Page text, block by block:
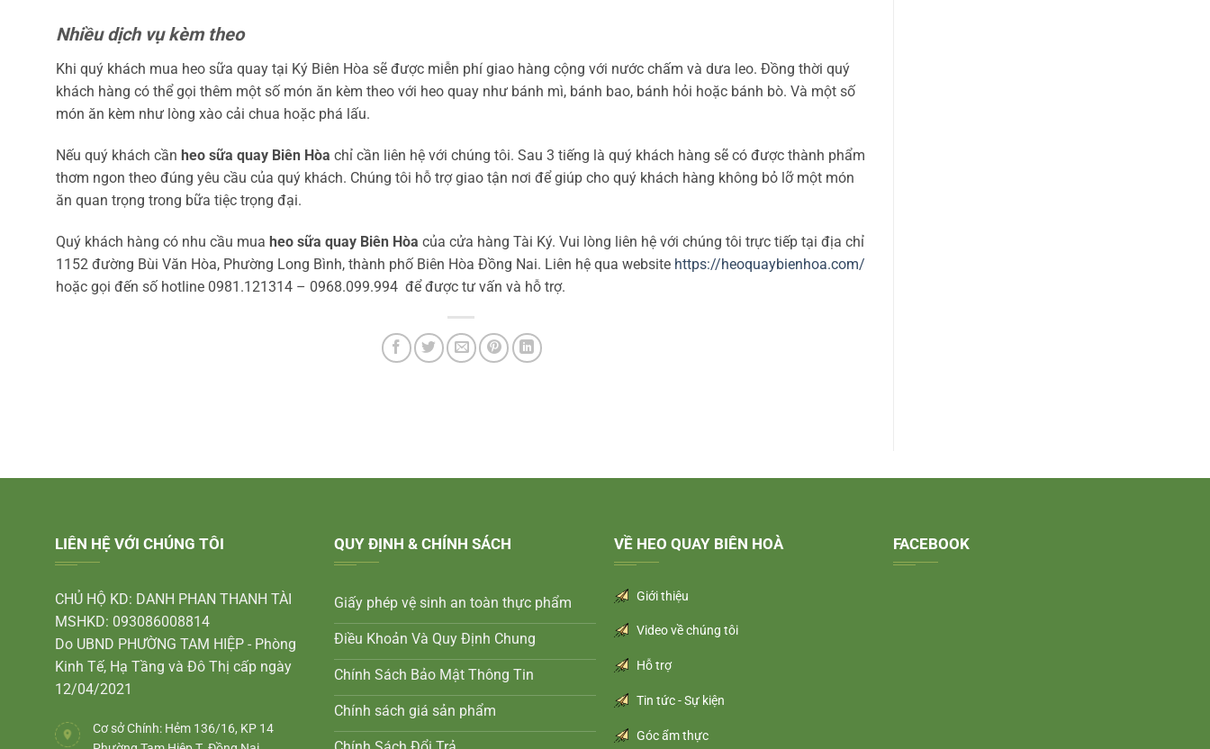
Nhiều dịch vụ kèm theo
Khi quý khách mua heo sữa quay tại Ký Biên Hòa sẽ được miễn phí giao hàng cộng với nước chấm và dưa leo. Đồng thời quý
khách hàng có thể gọi thêm một số món ăn kèm theo với heo quay như bánh mì, bánh bao, bánh hỏi hoặc bánh bò. Và một số
món ăn kèm như lòng xào cải chua hoặc phá lấu.
Nếu quý khách cần heo sữa quay Biên Hòa chỉ cần liên hệ với chúng tôi. Sau 3 tiếng là quý khách hàng sẽ có được thành phẩm
thơm ngon theo đúng yêu cầu của quý khách. Chúng tôi hỗ trợ giao tận nơi để giúp cho quý khách hàng không bỏ lỡ một món
ăn quan trọng trong bữa tiệc trọng đại.
Quý khách hàng có nhu cầu mua heo sữa quay Biên Hòa của cửa hàng Tài Ký. Vui lòng liên hệ với chúng tôi trực tiếp tại địa chỉ
1152 đường Bùi Văn Hòa, Phường Long Bình, thành phố Biên Hòa Đồng Nai. Liên hệ qua website https://heoquaybienhoa.com/
hoặc gọi đến số hotline 0981.121314 – 0968.099.994 để được tư vấn và hỗ trợ.
LIÊN HỆ VỚI CHÚNG TÔI
CHỦ HỘ KD: DANH PHAN THANH TÀI
MSHKD: 093086008814
Do UBND PHƯỜNG TAM HIỆP - Phòng
Kinh Tế, Hạ Tầng và Đô Thị cấp ngày
12/04/2021
Cơ sở Chính: Hẻm 136/16, KP 14
QUY ĐỊNH & CHÍNH SÁCH
Giấy phép vệ sinh an toàn thực phẩm
Điều Khoản Và Quy Định Chung
Chính Sách Bảo Mật Thông Tin
Chính sách giá sản phẩm
VỀ HEO QUAY BIÊN HOÀ
Giới thiệu
Video về chúng tôi
Hỗ trợ
Tin tức - Sự kiện
Góc ẩm thực
FACEBOOK